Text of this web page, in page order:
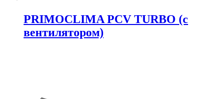
PRIMOCLIMA PCV TURBO (c
вентилятором)